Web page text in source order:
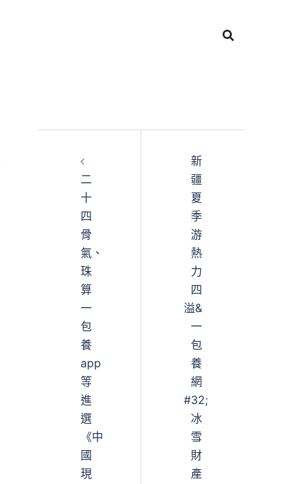
二
十
四
骨
氣、
珠
算
一
包
養
app
等
進
選
《中
國
現
新
疆
夏
季
游
熱
力
四
溢&
一
包
養
網
#32;
冰
雪
財
產